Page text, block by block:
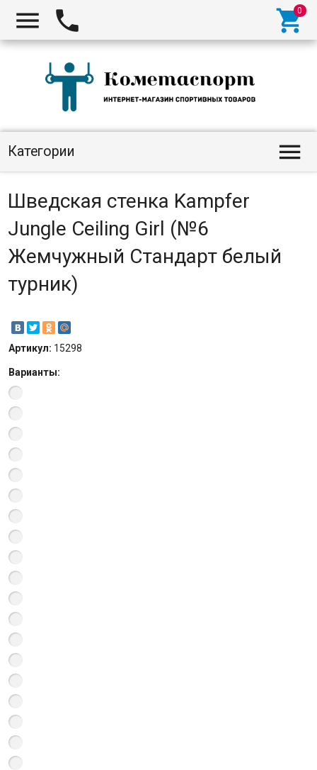
  
Категории 
Шведская стенка Kampfer
Jungle Ceiling Girl (№6
Жемчужный Стандарт белый
турник)
Артикул: 15298
Варианты: